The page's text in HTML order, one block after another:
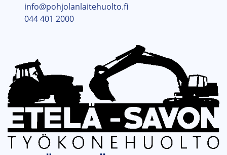
info@pohjolanlaitehuolto.fi
044 401 2000